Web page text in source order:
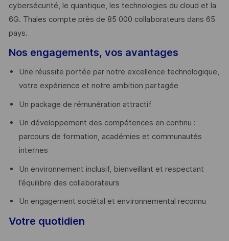
cybersécurité, le quantique, les technologies du cloud et la
6G. Thales compte près de 85 000 collaborateurs dans 65
pays. ​
Nos engagements, vos avantages
Une réussite portée par notre excellence technologique,
votre expérience et notre ambition partagée
Un package de rémunération attractif
Un développement des compétences en continu :
parcours de formation, académies et communautés
internes
Un environnement inclusif, bienveillant et respectant
l’équilibre des collaborateurs
Un engagement sociétal et environnemental reconnu
Votre quotidien